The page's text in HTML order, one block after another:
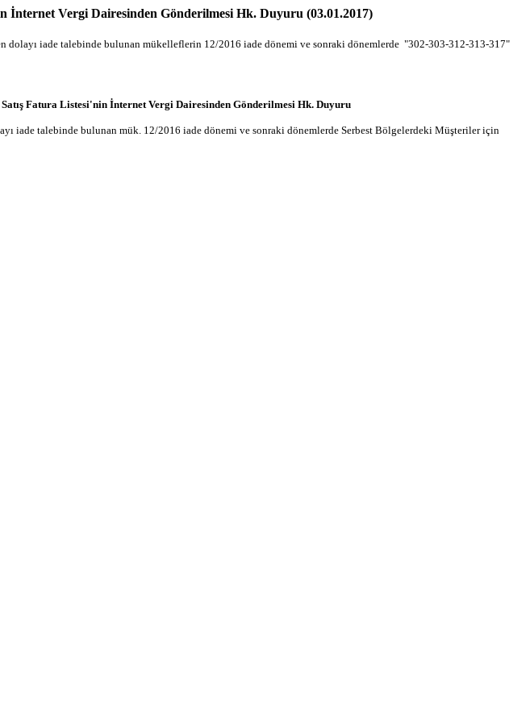
İnternet Vergi Dairesinden Gönderilmesi Hk. Duyuru (03.01.2017)
iade talebinde bulunan mükelleflerin 12/2016 iade dönemi ve sonraki dönemlerde "302-303-312-313-317"
Fatura Listesi'nin İnternet Vergi Dairesinden Gönderilmesi Hk. Duyuru
iade talebinde bulunan mük. 12/2016 iade dönemi ve sonraki dönemlerde Serbest Bölgelerdeki Müşteriler için